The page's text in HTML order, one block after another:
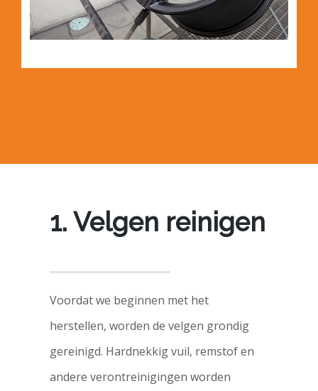
1. Velgen reinigen
Voordat we beginnen met het
herstellen, worden de velgen grondig
gereinigd. Hardnekkig vuil, remstof en
andere verontreinigingen worden